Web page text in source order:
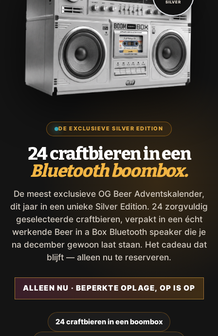
DE EXCLUSIEVE SILVER EDITION
24 craftbieren in een
Bluetooth boombox.
De meest exclusieve OG Beer Adventskalender,
dit jaar in een unieke Silver Edition. 24 zorgvuldig
geselecteerde craftbieren, verpakt in een écht
werkende Beer in a Box Bluetooth speaker die je
na december gewoon laat staan. Het cadeau dat
blijft — alleen nu te reserveren.
ALLEEN NU · BEPERKTE OPLAGE, OP IS OP
24 craftbieren in een boombox
SILVER